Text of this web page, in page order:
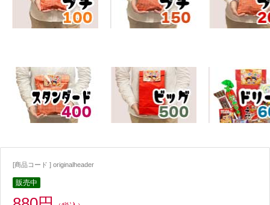
[商品コード ] originalheader
販売中